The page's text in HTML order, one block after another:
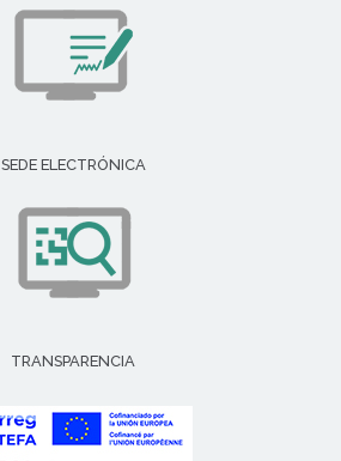
SEDE ELECTRÓNICA
TRANSPARENCIA